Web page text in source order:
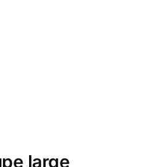
large